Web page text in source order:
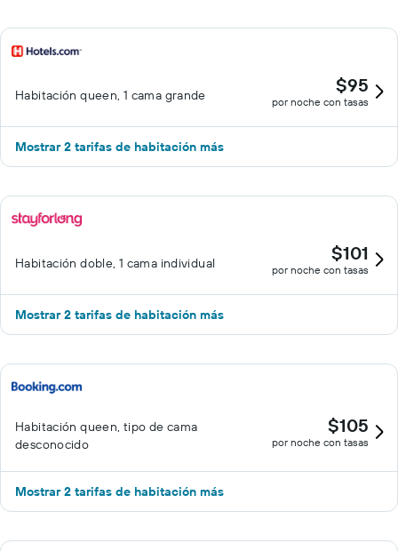
Habitación queen, 1 cama grande $95
por noche con tasas
Mostrar 2 tarifas de habitación más
Habitación doble, 1 cama individual $101
por noche con tasas
Mostrar 2 tarifas de habitación más
Habitación queen, tipo de cama
desconocido
$105
por noche con tasas
Mostrar 2 tarifas de habitación más